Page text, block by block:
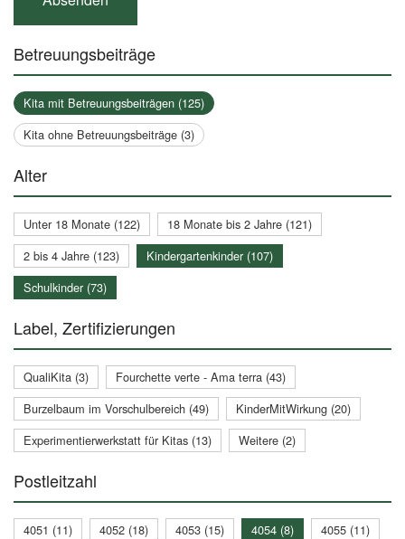
Betreuungsbeiträge
Kita mit Betreuungsbeiträgen (125)
Kita ohne Betreuungsbeiträge (3)
Alter
Unter 18 Monate (122)
18 Monate bis 2 Jahre (121)
2 bis 4 Jahre (123)
Kindergartenkinder (107)
Schulkinder (73)
Label, Zertifizierungen
QualiKita (3)
Fourchette verte - Ama terra (43)
Burzelbaum im Vorschulbereich (49)
KinderMitWirkung (20)
Experimentierwerkstatt für Kitas (13)
Weitere (2)
Postleitzahl
4051 (11) 4052 (18) 4053 (15) 4054 (8)
4055 (11)